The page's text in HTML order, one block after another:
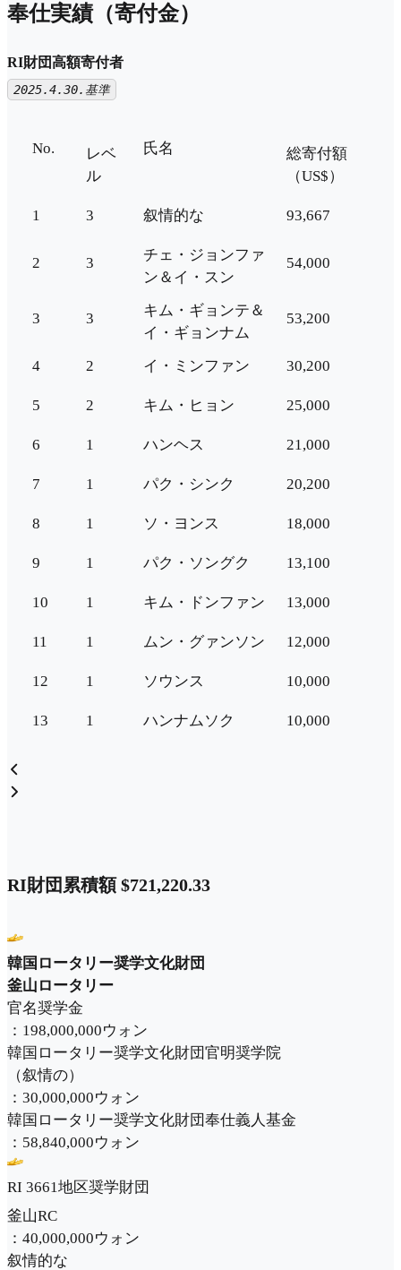
奉仕実績（寄付金）
RI財団高額寄付者
2025.4.30.基準
No.
レベ
ル
氏名
総寄付額
（US$）
1 3 叙情的な 93,667
2 3
チェ・ジョンファ
ン＆イ・スン
54,000
3 3
キム・ギョンテ＆
イ・ギョンナム
53,200
4 2 イ・ミンファン 30,200
5 2 キム・ヒョン 25,000
6 1 ハンヘス 21,000
7 1 パク・シンク 20,200
8 1 ソ・ヨンス 18,000
9 1 パク・ソングク 13,100
10 1 キム・ドンファン 13,000
11 1 ムン・グァンソン 12,000
12 1 ソウンス 10,000
13 1 ハンナムソク 10,000
RI財団累積額 $721,220.33
韓国ロータリー奨学文化財団
釜山ロータリー
官名奨学金
：198,000,000ウォン
韓国ロータリー奨学文化財団官明奨学院
（叙情の）
：30,000,000ウォン
韓国ロータリー奨学文化財団奉仕義人基金
：58,840,000ウォン
RI 3661地区奨学財団
釜山RC
：40,000,000ウォン
叙情的な